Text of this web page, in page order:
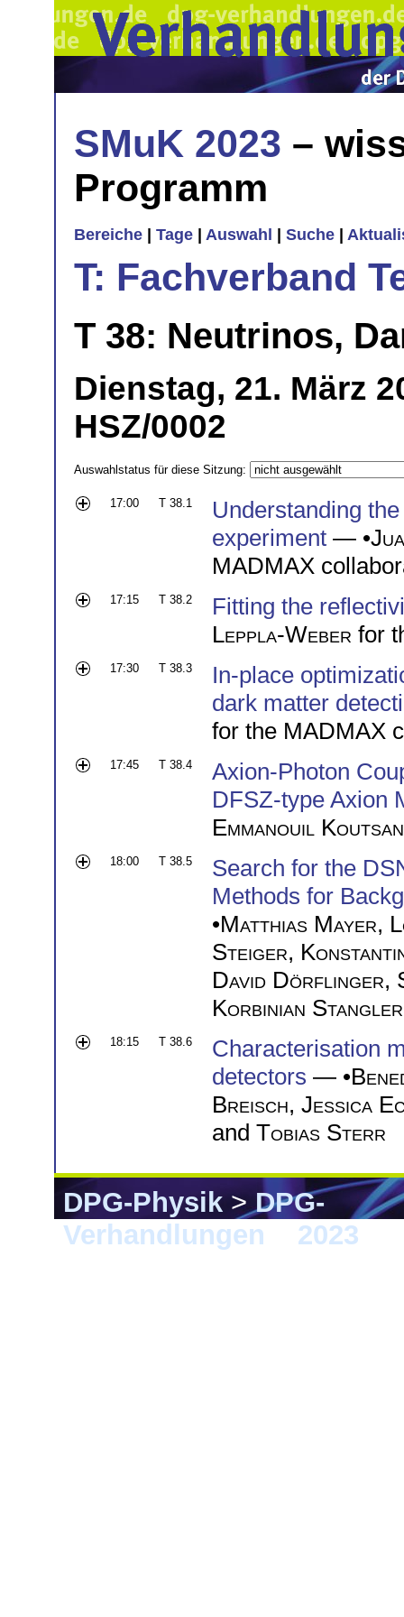
SMuK 2023 –
Programm
Bereiche Tage Auswahl Suche
T: Fachverband
T 38: Neutrinos,
Dienstag, 21. März
HSZ/0002
Auswahlstatus für diese Sitzung:
17:00 T 38.1
Understanding
experiment — •
MADMAX
17:15 T 38.2
Fitting the
Leppla-Weber for
17:30 T 38.3
In-place
dark matter
for the MADMAX
17:45 T 38.4
Axion-Photon
DFSZ-type Axion
Emmanouil
18:00 T 38.5
Search for the
Methods for
•Matthias Mayer,
Steiger,
David Dörflinger,
Korbinian Stangler
18:15 T 38.6
Characterisation
detectors — •
Breisch, Jessica
and Tobias Sterr
DPG-Physik>DPG-
Verhandlungen
2023